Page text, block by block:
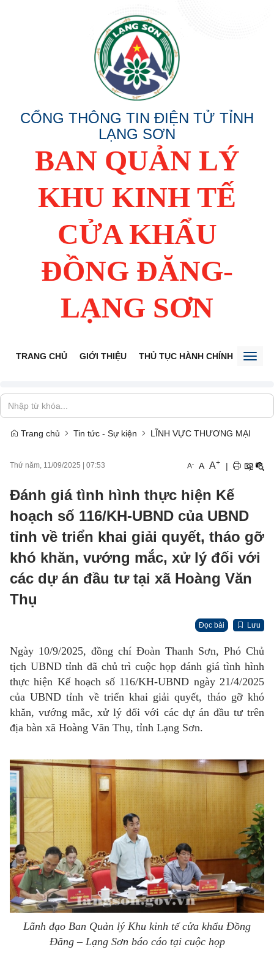
CỔNG THÔNG TIN ĐIỆN TỬ TỈNH
LẠNG SƠN
BAN QUẢN LÝ
KHU KINH TẾ
CỬA KHẨU
ĐỒNG ĐĂNG-
LẠNG SƠN
TRANG CHỦ GIỚI THIỆU THỦ TỤC HÀNH CHÍNH TIẾP
Trang chủ Tin tức - Sự kiện LĨNH VỰC THƯƠNG MẠI
Thứ năm, 11/09/2025 07:53 A- A A+ |
Đánh giá tình hình thực hiện Kế
hoạch số 116/KH-UBND của UBND
tỉnh về triển khai giải quyết, tháo gỡ
khó khăn, vướng mắc, xử lý đối với
các dự án đầu tư tại xã Hoàng Văn
Thụ
Đọc bài Lưu
Ngày 10/9/2025, đồng chí Đoàn Thanh Sơn, Phó Chủ
tịch UBND tỉnh đã chủ trì cuộc họp đánh giá tình hình
thực hiện Kế hoạch số 116/KH-UBND ngày 21/4/2025
của UBND tỉnh về triển khai giải quyết, tháo gỡ khó
khăn, vướng mắc, xử lý đối với các dự án đầu tư trên
địa bàn xã Hoàng Văn Thụ, tỉnh Lạng Sơn.
Lãnh đạo Ban Quản lý Khu kinh tế cửa khẩu Đồng
Đăng – Lạng Sơn báo cáo tại cuộc họp